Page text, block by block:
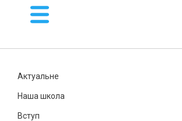
Актуальне
Наша школа
Вступ